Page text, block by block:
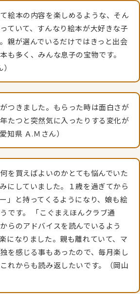
絵本の内容を楽しめるような、そん
ていて、すんなり絵本が大好きな子
親が選んでいるだけではきっと出会
も多く、みんな息子の宝物です。
つきました。もらった時は面白さが
たつと突然気に入ったりする変化が
知県 Ａ.Ｍさん）
を買えばよいのかとても悩んでいた
にしていました。１歳を過ぎてから
」と持ってくるようになり、娘も絵
です。 「こぐまえほんクラブ通
らのアドバイスを読んでいるよう
になりました。親も離れていて、マ
を感じる事もあったので、毎月楽し
れからも読み返したいです。（岡山